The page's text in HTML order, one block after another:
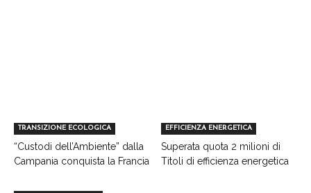
TRANSIZIONE ECOLOGICA
“Custodi dell’Ambiente” dalla
Campania conquista la Francia
EFFICIENZA ENERGETICA
Superata quota 2 milioni di
Titoli di efficienza energetica